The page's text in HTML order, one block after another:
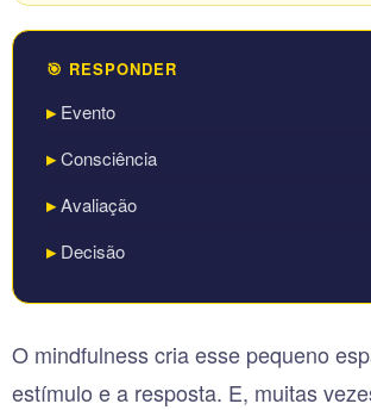
🎯 RESPONDER
Evento
Consciência
Avaliação
Decisão
O mindfulness cria esse pequeno
estímulo e a resposta. E, muitas